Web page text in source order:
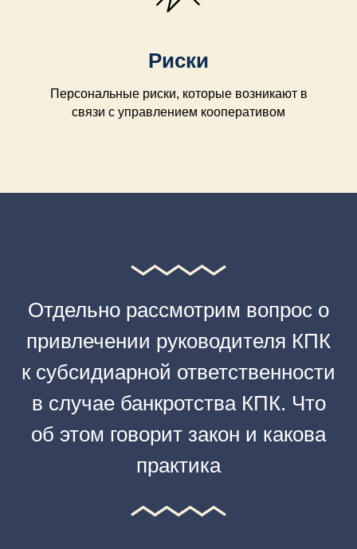
Риски
Персональные риски, которые возникают в
связи с управлением кооперативом
Отдельно рассмотрим вопрос о
привлечении руководителя КПК
к субсидиарной ответственности
в случае банкротства КПК. Что
об этом говорит закон и какова
практика